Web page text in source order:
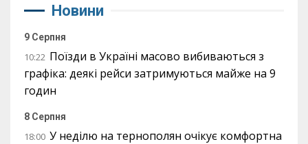
Новини
9 Серпня
10:22 Поїзди в Україні масово вибиваються з
графіка: деякі рейси затримуються майже на 9
годин
8 Серпня
18:00 У неділю на тернополян очікує комфортна